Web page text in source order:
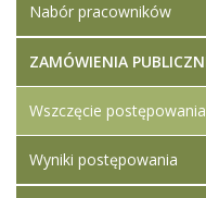
Nabór pracowników
ZAMÓWIENIA
Wszczęcie postępowania
Wyniki postępowania